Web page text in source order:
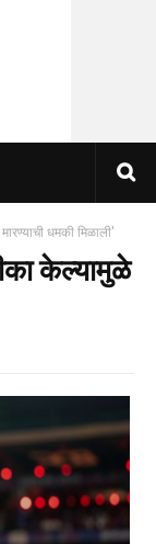
धमकी मिळाली'
केल्यामुळे